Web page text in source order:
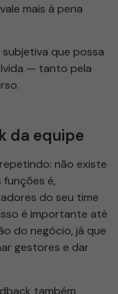
mais à pena
que possa
— tanto pela
da equipe
não existe
é,
do seu time
é importante até
do negócio, já que
gestores e dar
também